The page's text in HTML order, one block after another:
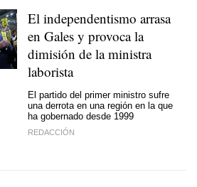
El independentismo arrasa
en Gales y provoca la
dimisión de la ministra
laborista
El partido del primer ministro sufre
una derrota en una región en la que
ha gobernado desde 1999
REDACCIÓN